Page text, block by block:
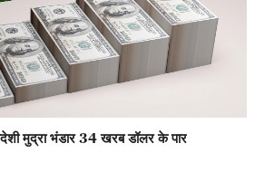
मुद्रा भंडार 34 खरब डॉलर के पार